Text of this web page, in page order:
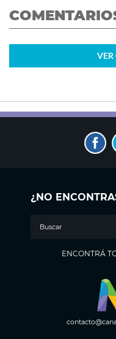
VER
¿NO
ENCONTRÁ